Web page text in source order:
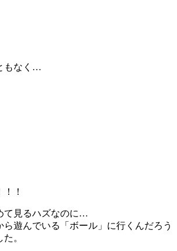
もなく…
！
て見るハズなのに…
ら遊んでいる「ボール」に行くんだろう
。